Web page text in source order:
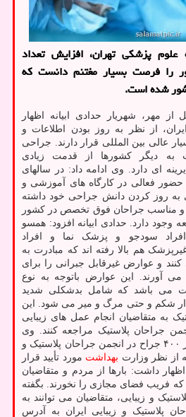
علوم پزشکی تهران، افزایش تعداد
را فرصت بسیار مغتنم دانست که
شده است.
از مهر، شهریار حدادی ابیانه اظهار
از نظر به روز بودن اطلاعات و
عالی بین المللی قرار دارند. جراحی
به دیگر کشورها از قدمت زیادی
ای دارد. وی ادامه داد: در سالهای
حضور فعالی در کارگاه های آموزشی و
به روز کردن دانش جراحی خود داشته
و مناسب جراحان فوق تخصص در کشور
وجود دارد. حدادی ابیانه افزود: همسو
سودجو و پزشک نما و افراد
هم بالا رفته اند که مبادرت به
و عوارض غیرقابل جبرانی را برای
می آورند. این عوارض باتوجه به نوع
می باشد که شامل بدشکلی شدید
شکم و حتی مرگ و میر می شود. این
به متقاضیان انجام عمل های زیبایی
جراحان پلاستیک مراجعه کنند. وی
ادامه داد: هم اکنون بیش از ۴۰۰ جراح در انجمن جراحان پلاستیک و
از نظر وزارت بهداشت مورد تأیید قرار
داشت: بارها از مردم و متقاضیان
که فریب فضای مجازی را نخورند. بگفته
و زیبایی، متقاضیان می توانند به
پلاستیک و زیبایی ایران به آدرس